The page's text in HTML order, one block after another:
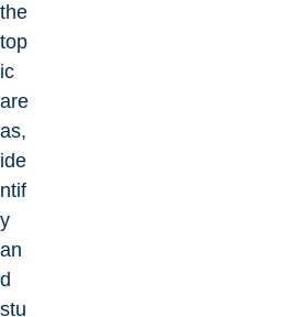
the
top
ic
are
as,
ide
ntif
y
an
d
stu